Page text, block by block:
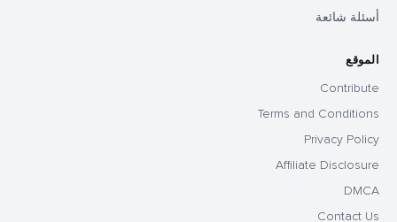
أسئلة شائعة
الموقع
Contribute
Terms and Conditions
Privacy Policy
Affiliate Disclosure
DMCA
Contact Us